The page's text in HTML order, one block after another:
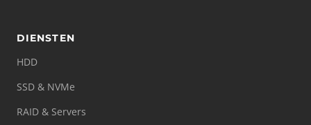
DIENSTEN
HDD
SSD & NVMe
RAID & Servers